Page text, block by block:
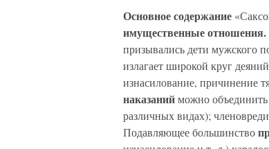
Основное содержание
имущественные отношения.
призывались дети мужского
излагает широкой круг
изнасилование, причинение
наказанийможно объединить
различных видах);
Подавляющее большинство